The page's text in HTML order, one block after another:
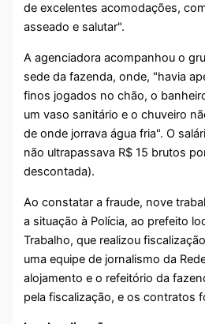
de excelentes acomodações,
asseado e salutar".
A agenciadora acompanhou o
sede da fazenda, onde, "havia
finos jogados no chão, o
um vaso sanitário e o chuveiro
de onde jorrava água fria". O
não ultrapassava R$ 15 brutos
descontada).
Ao constatar a fraude, nove
a situação à Polícia, ao prefeito
Trabalho, que realizou
uma equipe de jornalismo da
alojamento e o refeitório da
pela fiscalização, e os contratos